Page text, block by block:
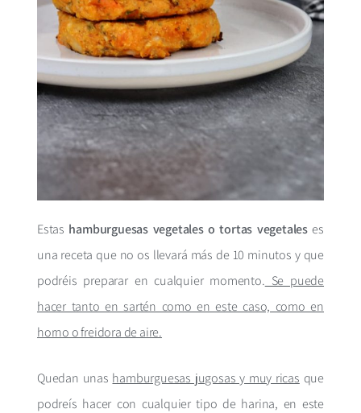
Estas hamburguesas vegetales o tortas vegetaleses
una receta que no os llevará más de 10 minutos y que
podréis preparar en cualquier momento. Se puede
hacer tanto en sartén como en este caso, como en
horno o freidora de aire.
Quedan unas hamburguesas jugosas y muy ricas que
podreís hacer con cualquier tipo de harina, en este